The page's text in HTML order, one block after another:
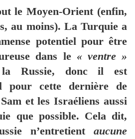
le Moyen-Orient (enfin,
au moins). La Turquie a
potentiel pour être
dans le « ventre »
Russie, donc il est
pour cette dernière de
et les Israéliens aussi
que possible. Cela dit,
n’entretient aucune